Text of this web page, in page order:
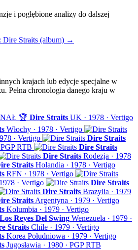
i pogłębione analizy do dalszej
Straits (album) →
krajach lub edycje specjalne w
Pełna chronologia danego kraju w
🏆 Dire Straits UK · 1978 · Vertigo
Włochy · 1978 · Vertigo
· Vertigo
Dire Straits
PGP RTB
Dire Straits
Dire Straits Rodezja · 1978
Straits Holandia · 1978 · Vertigo
RFN · 1978 · Vertigo
· Vertigo
Dire Straits
Dire Straits Brazylia · 1979
Straits Argentyna · 1979 · Vertigo
Kolumbia · 1979 · Vertigo
Los Reyes Del Swing Wenezuela · 1979 ·
Straits Chile · 1979 · Vertigo
Korea Południowa · 1979 · Vertigo
Jugosławia · 1980 · PGP RTB